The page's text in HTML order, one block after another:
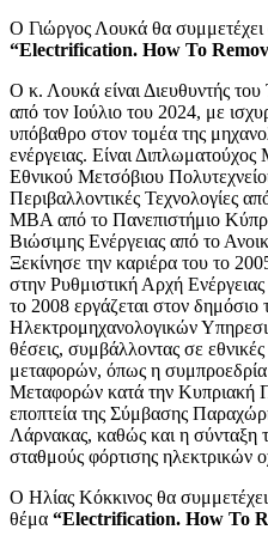
Ο Γιώργος Λουκά θα
“Electrification. How To
Ο κ. Λουκά είναι Διευθυντής
από τον Ιούλιο του 2024, με
υπόβαθρο στον τομέα της
ενέργειας. Είναι
Εθνικού Μετσόβιου
Περιβαλλοντικές Τεχνολογίες
MBA από το Πανεπιστήμιο
Βιώσιμης Ενέργειας από το
Ξεκίνησε την καριέρα του το
στην Ρυθμιστική Αρχή
το 2008 εργάζεται στον
Ηλεκτρομηχανολογικών
θέσεις, συμβάλλοντας σε
μεταφορών, όπως η
Μεταφορών κατά την Κυπριακή
εποπτεία της Σύμβασης
Λάρνακας, καθώς και η σύνταξη
σταθμούς φόρτισης ηλεκτρικών
Ο Ηλίας Κόκκινος θα
θέμα “Electrification. How To